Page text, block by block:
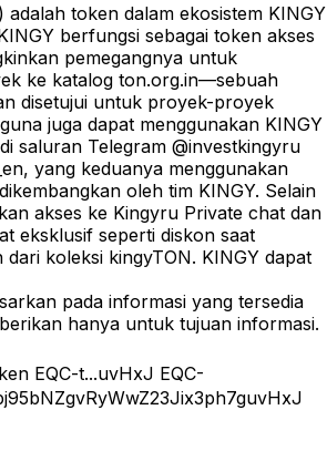
adalah token dalam ekosistem KINGY
berfungsi sebagai token akses
pemegangnya untuk
ke katalog ton.org.in—sebuah
disetujui untuk proyek-proyek
juga dapat menggunakan KINGY
saluran Telegram @investkingyru
yang keduanya menggunakan
oleh tim KINGY. Selain
akses ke Kingyru Private chat dan
eksklusif seperti diskon saat
dari koleksi kingyTON. KINGY dapat
pada informasi yang tersedia
hanya untuk tujuan informasi.
EQC-t...uvHxJ EQC-